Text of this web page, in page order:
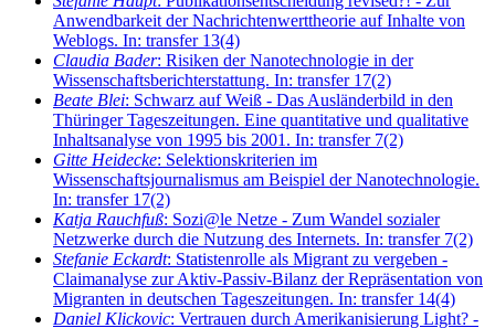
Anwendbarkeit der Nachrichtenwerttheorie auf Inhalte von
Weblogs. In: transfer 13(4)
Claudia Bader: Risiken der Nanotechnologie in der
Wissenschaftsberichterstattung. In: transfer 17(2)
Beate Blei: Schwarz auf Weiß - Das Ausländerbild in den
Thüringer Tageszeitungen. Eine quantitative und qualitative
Inhaltsanalyse von 1995 bis 2001. In: transfer 7(2)
Gitte Heidecke: Selektionskriterien im
Wissenschaftsjournalismus am Beispiel der Nanotechnologie.
In: transfer 17(2)
Katja Rauchfuß: Sozi@le Netze - Zum Wandel sozialer
Netzwerke durch die Nutzung des Internets. In: transfer 7(2)
Stefanie Eckardt: Statistenrolle als Migrant zu vergeben -
Claimanalyse zur Aktiv-Passiv-Bilanz der Repräsentation von
Migranten in deutschen Tageszeitungen. In: transfer 14(4)
Daniel Klickovic: Vertrauen durch Amerikanisierung Light? -